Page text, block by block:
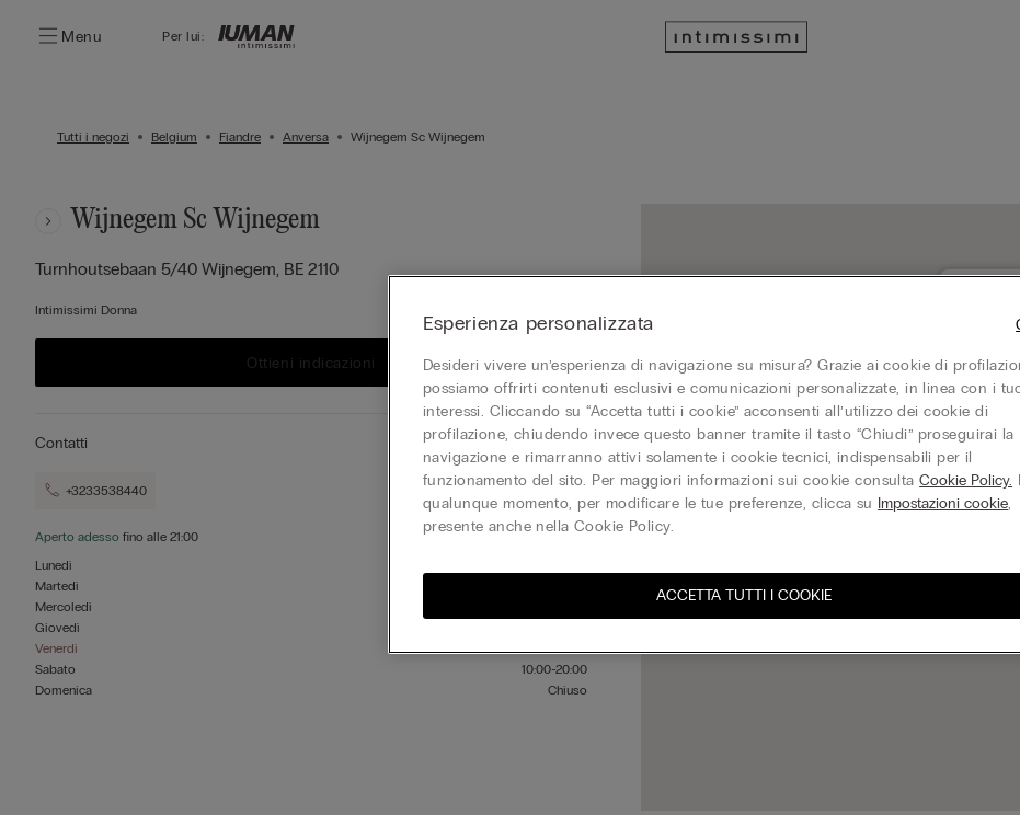
Menu Per lui:
Tutti i negozi Belgium Fiandre Anversa Wijnegem Sc Wijnegem
Wijnegem Sc Wijnegem
Turnhoutsebaan 5/40 Wijnegem, BE 2110
Intimissimi Donna
Ottieni indicazioni
Contatti
+3233538440
Aperto adesso fino alle 21:00
Lunedì
Martedì
Mercoledì
Giovedì
Venerdì
10:00-21:00
Sabato
10:00-20:00
Domenica
Chiuso
2110
Aperto
Esperienza personalizzata
Desideri vivere un’esperienza di navigazione su misura? Grazie ai cookie di
possiamo offrirti contenuti esclusivi e comunicazioni personalizzate, in linea con i
interessi. Cliccando su “Accetta tutti i cookie” acconsenti all’utilizzo dei cookie di
profilazione, chiudendo invece questo banner tramite il tasto “Chiudi” proseguirai la
navigazione e rimarranno attivi solamente i cookie tecnici, indispensabili per il
funzionamento del sito. Per maggiori informazioni sui cookie consultaCookie Policy.
qualunque momento, per modificare le tue preferenze, clicca su Impostazioni cookie,
presente anche nella Cookie Policy.
ACCETTA TUTTI I COOKIE